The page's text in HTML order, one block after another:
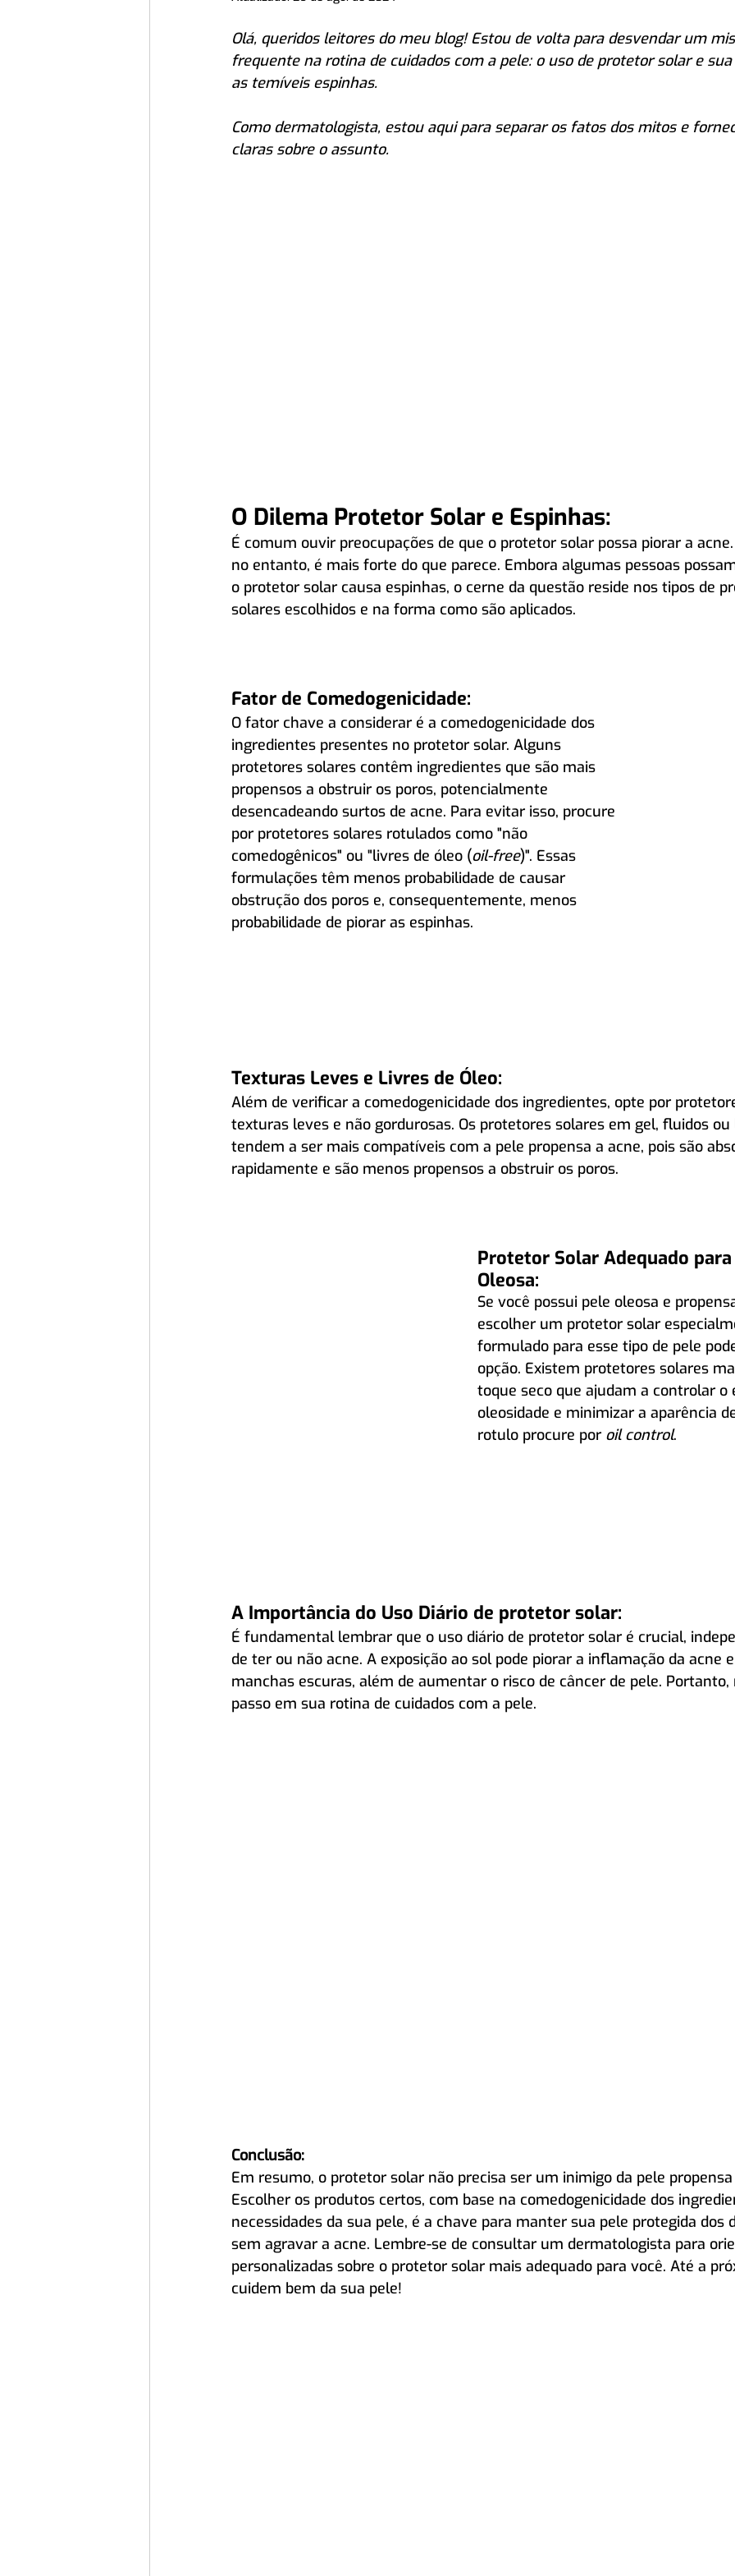
Olá, queridos leitores do meu blog! Estou de volta para desvendar um
frequente na rotina de cuidados com a pele: o uso de protetor solar e
as temíveis espinhas.
Como dermatologista, estou aqui para separar os fatos dos mitos e
claras sobre o assunto.
O Dilema Protetor Solar e Espinhas:
É comum ouvir preocupações de que o protetor solar possa piorar a
no entanto, é mais forte do que parece. Embora algumas pessoas
o protetor solar causa espinhas, o cerne da questão reside nos tipos de
solares escolhidos e na forma como são aplicados.
Fator de Comedogenicidade:
O fator chave a considerar é a comedogenicidade dos
ingredientes presentes no protetor solar. Alguns
protetores solares contêm ingredientes que são mais
propensos a obstruir os poros, potencialmente
desencadeando surtos de acne. Para evitar isso, procure
por protetores solares rotulados como "não
comedogênicos" ou "livres de óleo (oil-free)". Essas
formulações têm menos probabilidade de causar
obstrução dos poros e, consequentemente, menos
probabilidade de piorar as espinhas.
Texturas Leves e Livres de Óleo:
Além de verificar a comedogenicidade dos ingredientes, opte por
texturas leves e não gordurosas. Os protetores solares em gel, fluidos ou
tendem a ser mais compatíveis com a pele propensa a acne, pois são
rapidamente e são menos propensos a obstruir os poros.
Protetor Solar Adequado para
Oleosa:
Se você possui pele oleosa e
escolher um protetor solar
formulado para esse tipo de pele
opção. Existem protetores solares
toque seco que ajudam a controlar o
oleosidade e minimizar a aparência
rotulo procure por oil control.
A Importância do Uso Diário de protetor solar:
É fundamental lembrar que o uso diário de protetor solar é crucial,
de ter ou não acne. A exposição ao sol pode piorar a inflamação da acne
manchas escuras, além de aumentar o risco de câncer de pele. Portanto,
passo em sua rotina de cuidados com a pele.
Conclusão:
Em resumo, o protetor solar não precisa ser um inimigo da pele propensa
Escolher os produtos certos, com base na comedogenicidade dos
necessidades da sua pele, é a chave para manter sua pele protegida dos
sem agravar a acne. Lembre-se de consultar um dermatologista para
personalizadas sobre o protetor solar mais adequado para você. Até a
cuidem bem da sua pele!